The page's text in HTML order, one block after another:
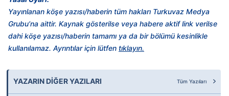
Çerezlere ilişkin tercihlerinizi aşağıda yer alan panel
vasıtasıyla belirleyebilirsiniz. Çerezlere ilişkin detaylı bilgi
için Ayarlar butonuna tıklayabilir,Çerez Bilgilendirme
Metnimiziziyaret edebilirsiniz.
hazırlanmış Aydınlatma Metnimizi okumak ve sitemizde
Yayınlanan köşe yazısı/haberin tüm hakları Turkuvaz Medya
Grubu’na aittir. Kaynak gösterilse veya habere aktif link verilse
dahi köşe yazısı/haberin tamamı ya da bir bölümü kesinlikle
kullanılamaz. Ayrıntılar için lütfen tıklayın.
YAZARIN DİĞER YAZILARI Tüm Yazıları